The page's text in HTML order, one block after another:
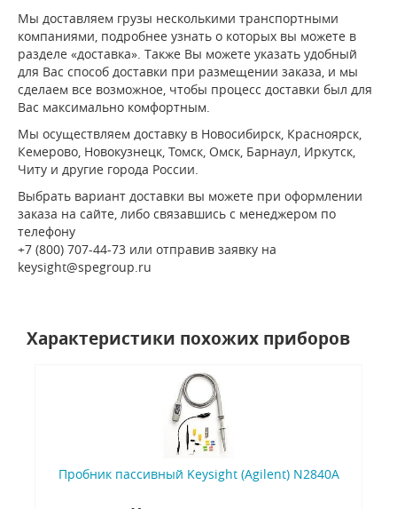
Мы доставляем грузы несколькими транспортными
компаниями, подробнее узнать о которых вы можете в
разделе «доставка». Также Вы можете указать удобный
для Вас способ доставки при размещении заказа, и мы
сделаем все возможное, чтобы процесс доставки был для
Вас максимально комфортным.
Мы осуществляем доставку в Новосибирск, Красноярск,
Кемерово, Новокузнецк, Томск, Омск, Барнаул, Иркутск,
Читу и другие города России.
Выбрать вариант доставки вы можете при оформлении
заказа на сайте, либо связавшись с менеджером по
телефону
+7 (800) 707-44-73 или отправив заявку на
keysight@spegroup.ru
Характеристики похожих приборов
Пробник пассивный Keysight (Agilent) N2840A